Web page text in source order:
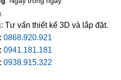
: Tư vấn thiết kế 3D và lắp đặt.
0868.920.921
0941.181.181
0938.915.322